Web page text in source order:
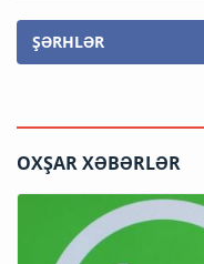
ŞƏRHLƏR
OXŞAR XƏBƏRLƏR